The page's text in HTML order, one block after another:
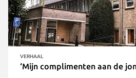
Producten
Otolift Modul-Air Smart
Traplift via de Wmo
Klantverhalen
Nieuws
Duurzaamheid
Valpreventie
VERHAAL
‘Mijn complimenten aan de